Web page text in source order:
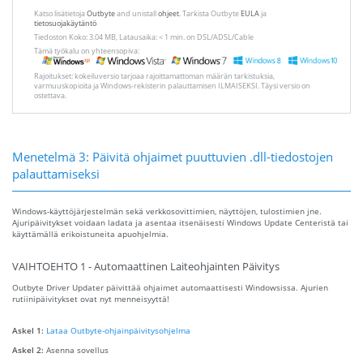
Katso lisätietojaOutbyteand unistallohjeet. Tarkista Outbyte EULAja
tietosuojakäytäntö
Tiedoston Koko: 3.04 MB, Latausaika: < 1 min. on DSL/ADSL/Cable
Tämä työkalu on yhteensopiva:
Rajoitukset: kokeiluversio tarjoaa rajoittamattoman määrän tarkistuksia,
varmuuskopioita ja Windows-rekisterin palauttamisen ILMAISEKSI. Täysi versio on
ostettava.
Menetelmä 3: Päivitä ohjaimet puuttuvien .dll-tiedostojen
palauttamiseksi
Windows-käyttöjärjestelmän sekä verkkosovittimien, näyttöjen, tulostimien jne.
Ajuripäivitykset voidaan ladata ja asentaa itsenäisesti Windows Update Centeristä tai
käyttämällä erikoistuneita apuohjelmia.
VAIHTOEHTO 1 - Automaattinen Laiteohjainten Päivitys
Outbyte Driver Updater päivittää ohjaimet automaattisesti Windowsissa. Ajurien
rutiinipäivitykset ovat nyt menneisyyttä!
Askel 1: Lataa Outbyte-ohjainpäivitysohjelma
Askel 2: Asenna sovellus